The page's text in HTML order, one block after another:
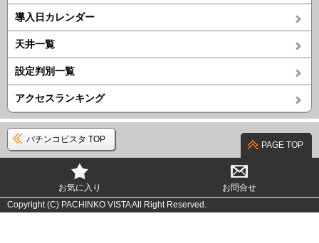
導入日カレンダー
天井一覧
設定判別一覧
アクセスランキング
パチンコビスタ TOP
PAGE TOP
お気に入り
お問合せ
Copyright (C) PACHINKO VISTA All Right Reserved.